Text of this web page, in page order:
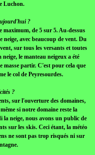
Luchon.
?
maximum, de 5 sur 5. Au-dessus
neige, avec beaucoup de vent. Du
sur tous les versants et toutes
le manteau neigeux a été
masse partir. C'est pour cela que
le col de Peyresourdes.
?
sur l'ouverture des domaines,
si notre domaine reste la
neige, nous avons un public de
sur les skis. Ceci étant, la météo
ne sont pas trop risqués ni sur